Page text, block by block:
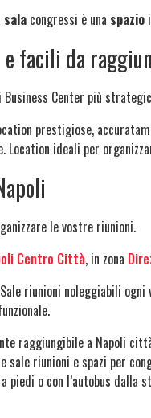
sala congressi è una spazio
facili da
Center più
prestigiose,
ideali per
le vostre riunioni.
Centro Città, in zona
riunioni noleggiabili
raggiungibile a Napoli
riunioni e spazi per
o con l’autobus